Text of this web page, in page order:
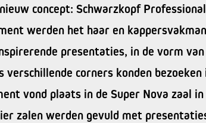
concept: Schwarzkopf
werden het haar en
presentaties, in de vorm
verschillende corners konden
vond plaats in de Super Nova zaal
zalen werden gevuld met